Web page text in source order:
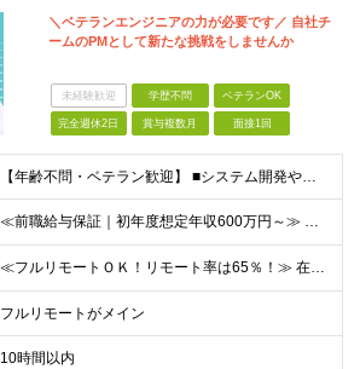
＼ベテランエンジニアの力が必要です／ 自社チ
ームのPMとして新たな挑戦をしませんか
未経験歓迎 学歴不問 ベテランOK
完全週休2日 賞与複数月 面接1回
【年齢不問・ベテラン歓迎】 ■システム開発やインフラの実務経験をお持ちの方（言語・工程・年数不問） ■学歴不問 ≪こんな方はぜひご応募ください≫ □SE経験を積んだがリーダー・PLのポジションがない
≪前職給与保証｜初年度想定年収600万円～≫ 月給45万円以上＋決算賞与＋交通費 ※スキル・経験を考慮の上、優遇します ※上記月給には固定残業代月20時間分(5万1000円以上)を含みます。超過し
≪フルリモートＯＫ！リモート率は65％！≫ 在宅勤務または東京・神奈川・埼玉・千葉のお客様先での勤務 ■本社 東京都港区芝2-22-15 STKビル 1F (変更の範囲)上記を除く当社関連勤務地
フルリモートがメイン
10時間以内